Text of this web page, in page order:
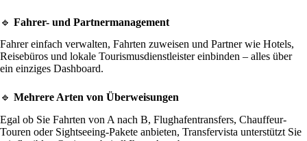
🔹 Fahrer- und Partnermanagement
Fahrer einfach verwalten, Fahrten zuweisen und Partner wie Hotels,
Reisebüros und lokale Tourismusdienstleister einbinden – alles über
ein einziges Dashboard.
🔹 Mehrere Arten von Überweisungen
Egal ob Sie Fahrten von A nach B, Flughafentransfers, Chauffeur-
Touren oder Sightseeing-Pakete anbieten, Transfervista unterstützt Sie